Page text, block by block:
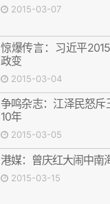
2015-03-07
惊爆传言：习近平
政变
2015-03-04
争鸣杂志：江泽民怒
10年
2015-03-05
港媒：曾庆红大闹中南
2015-03-15